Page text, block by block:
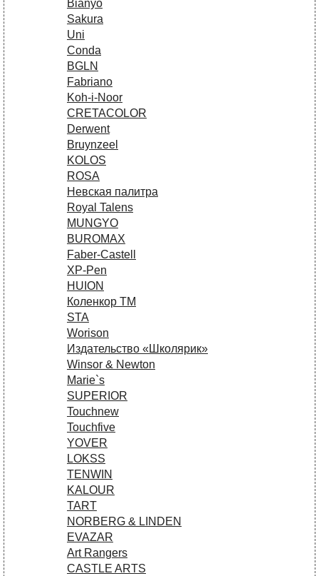
Bianyo
Sakura
Uni
Conda
BGLN
Fabriano
Koh-i-Noor
CRETACOLOR
Derwent
Bruynzeel
KOLOS
ROSA
Невская палитра
Royal Talens
MUNGYO
BUROMAX
Faber-Castell
XP-Pen
HUION
Коленкор ТМ
STA
Worison
Издательство «Школярик»
Winsor & Newton
Marie`s
SUPERIOR
Touchnew
Touchfive
YOVER
LOKSS
TENWIN
KALOUR
TART
NORBERG & LINDEN
EVAZAR
Art Rangers
CASTLE ARTS